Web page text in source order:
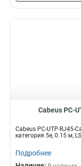
Cabeus PC-
Cabeus PC-UTP-RJ45-
категория 5e, 0.15 м,
Подробнее